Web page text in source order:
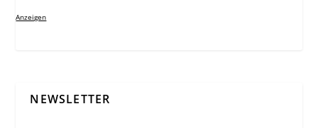
Anzeigen
NEWSLETTER